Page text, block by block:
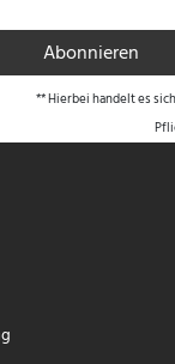
Abonnieren
** Hierbei handelt es